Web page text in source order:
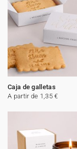
Caja de galletas
A partir de 1,35 €